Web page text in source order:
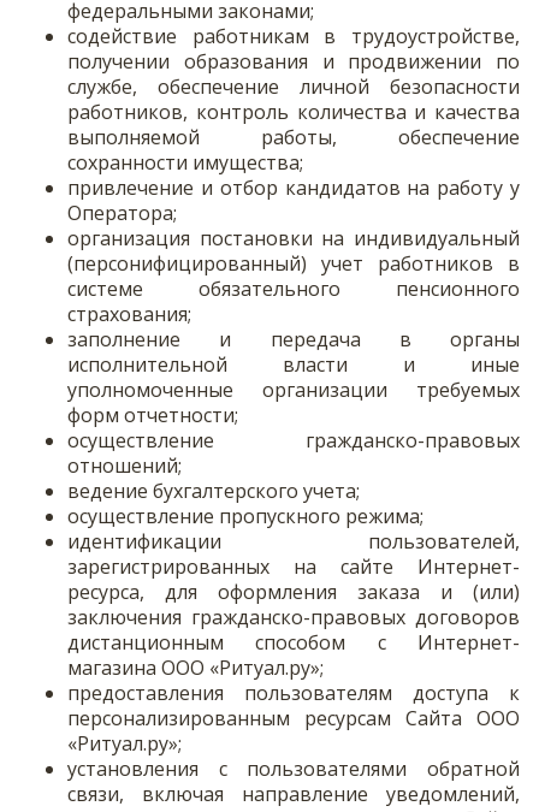
федеральными законами;
содействие работникам в трудоустройстве,
получении образования и продвижении по
службе, обеспечение личной безопасности
работников, контроль количества и качества
выполняемой работы, обеспечение
сохранности имущества;
привлечение и отбор кандидатов на работу у
Оператора;
организация постановки на индивидуальный
(персонифицированный) учет работников в
системе обязательного пенсионного
страхования;
заполнение и передача в органы
исполнительной власти и иные
уполномоченные организации требуемых
форм отчетности;
осуществление гражданско-правовых
отношений;
ведение бухгалтерского учета;
осуществление пропускного режима;
идентификации пользователей,
зарегистрированных на сайте Интернет-
ресурса, для оформления заказа и (или)
заключения гражданско-правовых договоров
дистанционным способом с Интернет-
магазина ООО «Ритуал.ру»;
предоставления пользователям доступа к
персонализированным ресурсам Сайта ООО
«Ритуал.ру»;
установления с пользователями обратной
связи, включая направление уведомлений,